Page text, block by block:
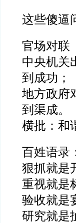
这些傻逼
官场对联
中央机关
到成功；
地方政府
到渠成。
横批：和
百姓语录
狠抓就是
重视就是
验收就是
研究就是